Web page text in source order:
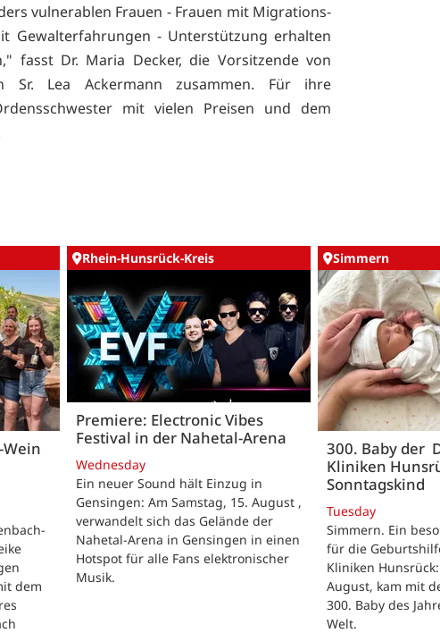
vulnerablen Frauen - Frauen mit Migrations-
Gewalterfahrungen - Unterstützung erhalten
fasst Dr. Maria Decker, die Vorsitzende von
Sr. Lea Ackermann zusammen. Für ihre
mit vielen Preisen und dem
dem
Rhein-Hunsrück-Kreis
Premiere: Electronic Vibes
Festival in der Nahetal-Arena
Wednesday
Ein neuer Sound hält Einzug in
Gensingen: Am Samstag, 15. August ,
verwandelt sich das Gelände der
Nahetal-Arena in Gensingen in einen
Hotspot für alle Fans elektronischer
Musik.
Simmern
300. Baby der
Kliniken
Sonntagskind
Tuesday
Simmern. Ein
für die
Kliniken
August, kam mit
300. Baby des
Welt.